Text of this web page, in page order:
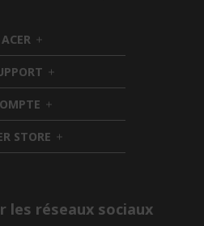
ACER h
i
d
d
e
n
h
i
d
d
e
n
h
i
d
d
STORE h
i
e
les réseaux sociaux